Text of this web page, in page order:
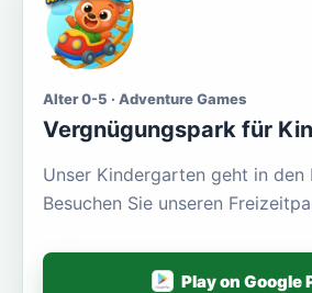
Alter 0-5 · Adventure Games
Vergnügungspark für
Unser Kindergarten geht in den
Besuchen Sie unseren
Play on Google